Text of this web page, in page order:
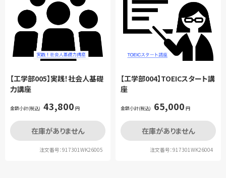
【工学部005】実践！社会人基礎
力講座
金額小計(税込) 43,800 円
在庫がありません
注文番号：917301WK26005
【工学部004】TOEICスタート講
座
金額小計(税込) 65,000 円
在庫がありません
注文番号：917301WK26004